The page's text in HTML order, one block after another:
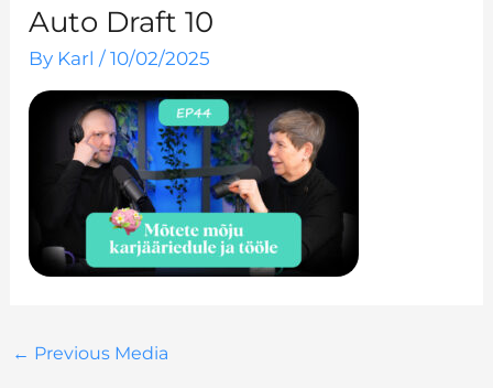
Auto Draft 10
By Karl/10/02/2025
← Previous Media